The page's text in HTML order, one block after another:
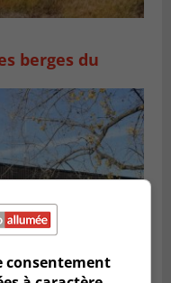
berges du
consentement